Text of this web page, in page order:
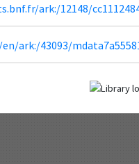
ark:/12148/
ark:/43093/